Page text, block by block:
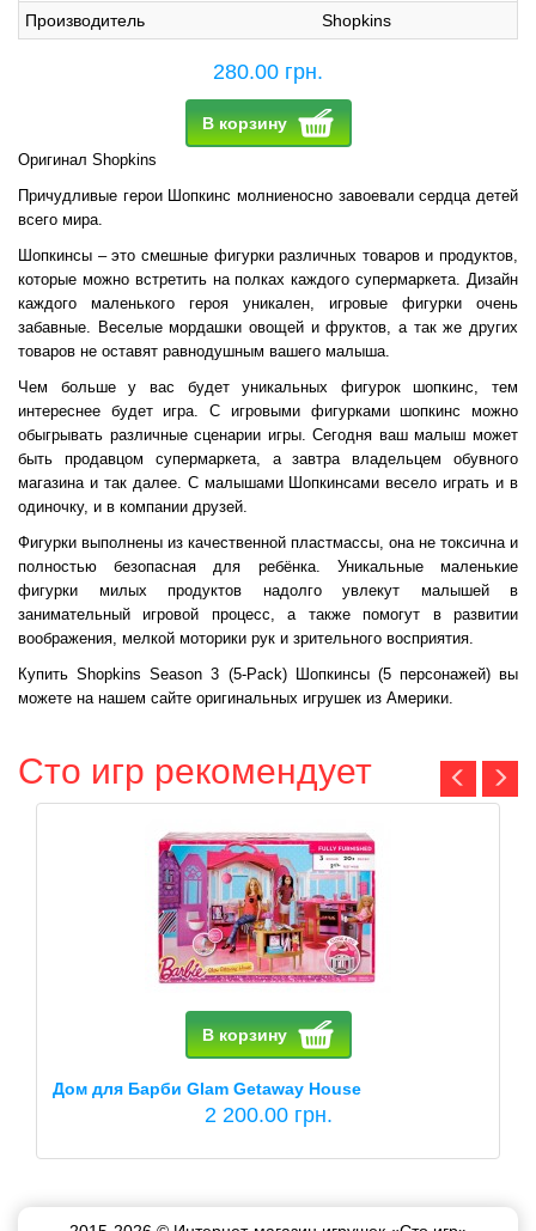
Производитель
Shopkins
280.00 грн.
В корзину
Оригинал Shopkins
Причудливые герои Шопкинс молниеносно завоевали сердца детей
всего мира.
Шопкинсы – это смешные фигурки различных товаров и продуктов,
которые можно встретить на полках каждого супермаркета. Дизайн
каждого маленького героя уникален, игровые фигурки очень
забавные. Веселые мордашки овощей и фруктов, а так же других
товаров не оставят равнодушным вашего малыша.
Чем больше у вас будет уникальных фигурок шопкинс, тем
интереснее будет игра. С игровыми фигурками шопкинс можно
обыгрывать различные сценарии игры. Сегодня ваш малыш может
быть продавцом супермаркета, а завтра владельцем обувного
магазина и так далее. С малышами Шопкинсами весело играть и в
одиночку, и в компании друзей.
Фигурки выполнены из качественной пластмассы, она не токсична и
полностью безопасная для ребёнка. Уникальные маленькие
фигурки милых продуктов надолго увлекут малышей в
занимательный игровой процесс, а также помогут в развитии
воображения, мелкой моторики рук и зрительного восприятия.
Купить Shopkins Season 3 (5-Pack) Шопкинсы (5 персонажей) вы
можете на нашем сайте оригинальных игрушек из Америки.
Сто игр рекомендует
В корзину
Дом для Барби Glam Getaway House
2 200.00 грн.